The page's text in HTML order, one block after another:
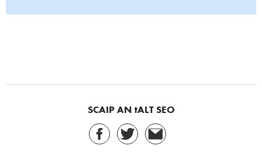
SCAIP AN tALT SEO